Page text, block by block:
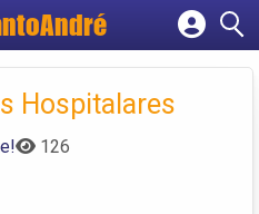
empresa
conta
Hospitalares
126